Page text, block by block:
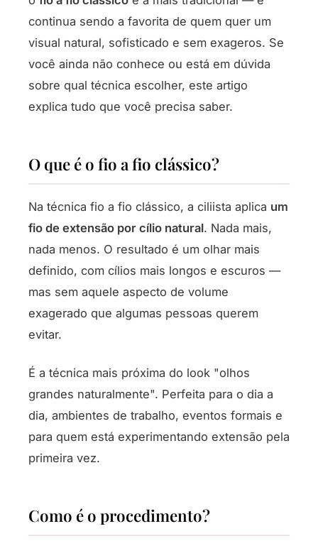
continua sendo a favorita de quem quer um
visual natural, sofisticado e sem exageros. Se
você ainda não conhece ou está em dúvida
sobre qual técnica escolher, este artigo
explica tudo que você precisa saber.
O que é o fio a fio clássico?
Na técnica fio a fio clássico, a ciliista aplica um
fio de extensão por cílio natural. Nada mais,
nada menos. O resultado é um olhar mais
definido, com cílios mais longos e escuros —
mas sem aquele aspecto de volume
exagerado que algumas pessoas querem
evitar.
É a técnica mais próxima do look "olhos
grandes naturalmente". Perfeita para o dia a
dia, ambientes de trabalho, eventos formais e
para quem está experimentando extensão pela
primeira vez.
Como é o procedimento?